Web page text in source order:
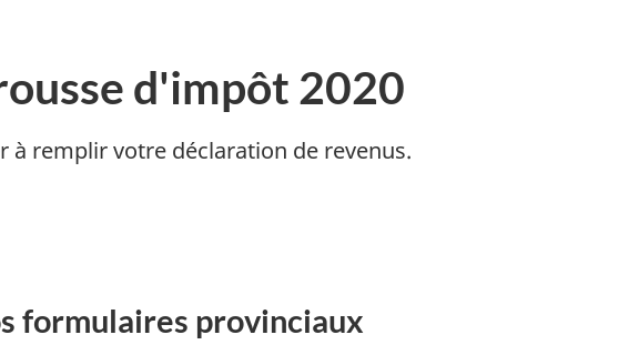
d'impôt 2020
à remplir votre déclaration de revenus.
formulaires provinciaux